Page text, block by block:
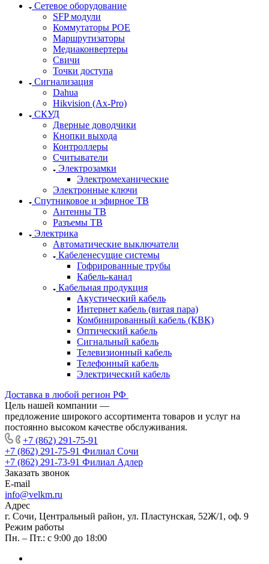
Сетевое оборудование
SFP модули
Коммутаторы POE
Маршрутизаторы
Медиаконвертеры
Свичи
Точки доступа
Сигнализация
Dahua
Hikvision (Ax-Pro)
СКУД
Дверные доводчики
Кнопки выхода
Контроллеры
Считыватели
Электрозамки
Электромеханические
Электронные ключи
Спутниковое и эфирное ТВ
Антенны ТВ
Разъемы ТВ
Электрика
Автоматические выключатели
Кабеленесущие системы
Гофрированные трубы
Кабель-канал
Кабельная продукция
Акустический кабель
Интернет кабель (витая пара)
Комбинированный кабель (КВК)
Оптический кабель
Сигнальный кабель
Телевизионный кабель
Телефонный кабель
Электрический кабель
Доставка в любой регион РФ
Цель нашей компании —
предложение широкого ассортимента товаров и услуг на
постоянно высоком качестве обслуживания.
+7 (862) 291-75-91
+7 (862) 291-75-91 Филиал Сочи
+7 (862) 291-73-91 Филиал Адлер
Заказать звонок
E-mail
info@velkm.ru
Адрес
г. Сочи, Центральный район, ул. Пластунская, 52Ж/1, оф. 9
Режим работы
Пн. – Пт.: с 9:00 до 18:00